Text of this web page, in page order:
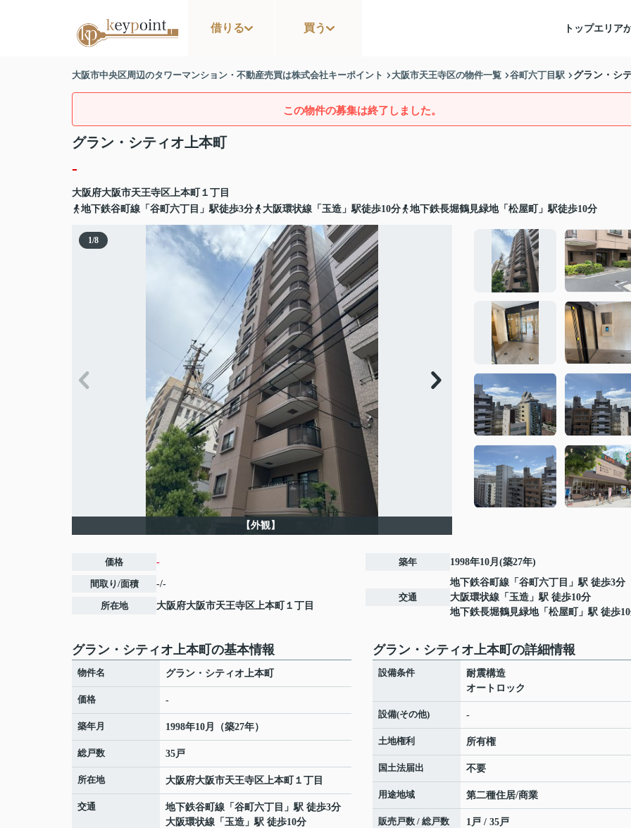
借りる 買う トップエリア
大阪市中央区周辺のタワーマンション・不動産売買は株式会社キーポイント 大阪市天王寺区の物件一覧 谷町六丁目駅 グラン・シ
この物件の募集は終了しました。
グラン・シティオ上本町
-
大阪府大阪市天王寺区上本町
１丁目
地下鉄谷町線「谷町六丁目」駅徒歩3分
大阪環状線「玉造」駅徒歩10分 地下鉄長堀鶴見緑地「松屋町」駅徒歩10分
1/8
【外観】
価格 -
間取り/面積 -/-
所在地 大阪府大阪市天王寺区上本町 １丁目
築年 1998年10月(築27年)
交通
地下鉄谷町線 「 谷町六丁目 」駅 徒歩3分
大阪環状線 「 玉造 」駅 徒歩10分
地下鉄長堀鶴見緑地「 松屋町 」駅 徒歩
グラン・シティオ上本町の基本情報
物件名 グラン・シティオ上本町
価格 -
築年月 1998年10月（築27年）
総戸数 35戸
所在地 大阪府大阪市天王寺区上本町 １丁目
交通 地下鉄谷町線 「 谷町六丁目 」駅 徒歩3分
大阪環状線 「 玉造 」駅 徒歩10分
グラン・シティオ上本町の詳細情報
設備条件
耐震構造
オートロック
設備(その他) -
土地権利 所有権
国土法届出 不要
用途地域 第二種住居/商業
販売戸数 / 総戸数 1戸 / 35戸